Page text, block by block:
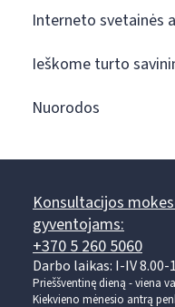
Interneto svetainės
Ieškome turto
Nuorodos
Konsultacijos
gyventojams:
+370 5 260 5060
Darbo laikas: I-IV 8.00-
Prieššventinę dieną - viena
Kiekvieno mėnesio antrą